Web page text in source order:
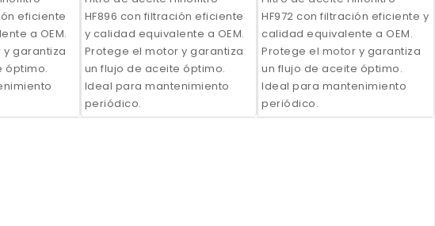
eficiente
a OEM.
garantiza
óptimo.
HF896 con filtración eficiente
y calidad equivalente a OEM.
Protege el motor y garantiza
un flujo de aceite óptimo.
Ideal para mantenimiento
periódico.
HF972 con filtración eficiente y
calidad equivalente a OEM.
Protege el motor y garantiza
un flujo de aceite óptimo.
Ideal para mantenimiento
periódico.